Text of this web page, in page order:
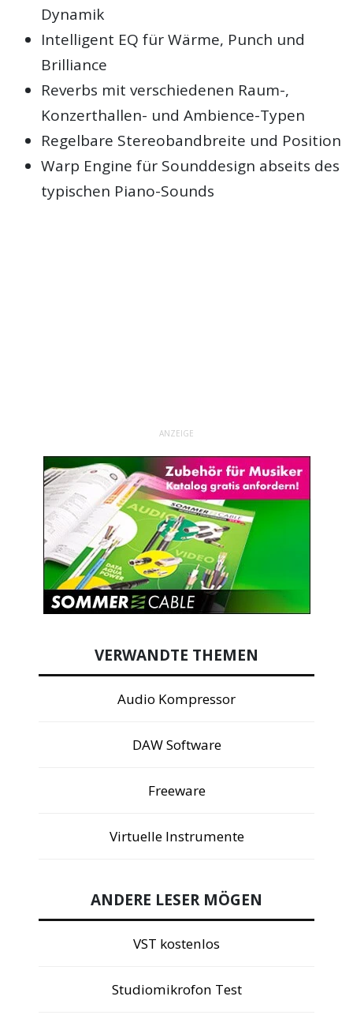
Dynamik
Intelligent EQ für Wärme, Punch und
Brilliance
Reverbs mit verschiedenen Raum-,
Konzerthallen- und Ambience-Typen
Regelbare Stereobandbreite und Position
Warp Engine für Sounddesign abseits des
typischen Piano-Sounds
ANZEIGE
VERWANDTE THEMEN
Audio Kompressor
DAW Software
Freeware
Virtuelle Instrumente
ANDERE LESER MÖGEN
VST kostenlos
Studiomikrofon Test